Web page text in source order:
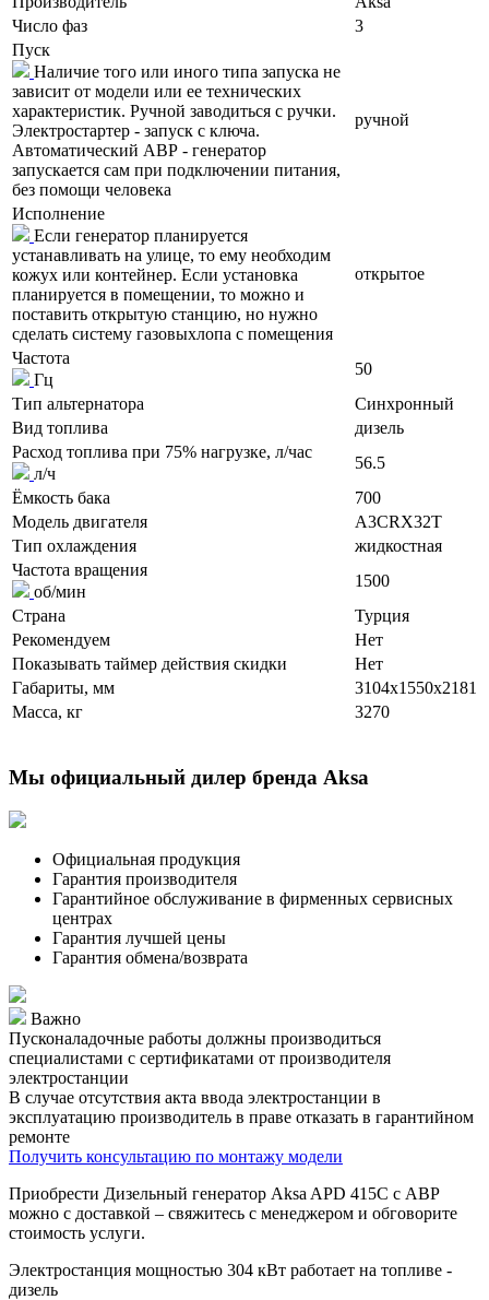
Число фаз
3
Пуск
Наличие того или иного типа запуска не
зависит от модели или ее технических
характеристик. Ручной заводиться с ручки.
Электростартер - запуск с ключа.
Автоматический АВР - генератор
запускается сам при подключении питания,
без помощи человека
ручной
Исполнение
Если генератор планируется
устанавливать на улице, то ему необходим
кожух или контейнер. Если установка
планируется в помещении, то можно и
поставить открытую станцию, но нужно
сделать систему газовыхлопа с помещения
открытое
Частота
Гц
50
Тип альтернатора
Синхронный
Вид топлива
дизель
Расход топлива при 75% нагрузке, л/час
л/ч
56.5
Ёмкость бака
700
Модель двигателя
A3CRX32T
Тип охлаждения
жидкостная
Частота вращения
об/мин
1500
Страна
Турция
Рекомендуем
Нет
Показывать таймер действия скидки
Нет
Габариты, мм
3104x1550x2181
Масса, кг
3270
Мы официальный дилер бренда Aksa
Официальная продукция
Гарантия производителя
Гарантийное обслуживание в фирменных сервисных
центрах
Гарантия лучшей цены
Гарантия обмена/возврата
Важно
Пусконаладочные работы должны производиться
специалистами с сертификатами от производителя
электростанции
В случае отсутствия акта ввода электростанции в
эксплуатацию производитель в праве отказать в гарантийном
ремонте
Получить консультацию по монтажу модели
Приобрести Дизельный генератор Aksa APD 415C с АВР
можно с доставкой – свяжитесь с менеджером и обговорите
стоимость услуги.
Электростанция мощностью 304 кВт работает на топливе -
дизель